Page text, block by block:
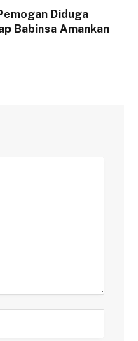
Diduga
Babinsa Amankan